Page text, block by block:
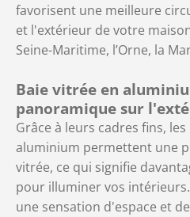
favorisent une meilleure
et l'extérieur de votre
Seine-Maritime, l’Orne, la
Baie vitrée en
panoramique sur
Grâce à leurs cadres fins,
aluminium permettent une
vitrée, ce qui signifie
pour illuminer vos
une sensation d'espace et